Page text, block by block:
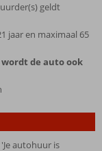
geldt
jaar en maximaal 65
de auto ook
autohuur is